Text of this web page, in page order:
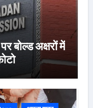
बोल्ड अक्षरों में